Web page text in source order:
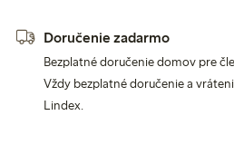
Doručenie zadarmo
Bezplatné doručenie domov pre
Vždy bezplatné doručenie a
Lindex.